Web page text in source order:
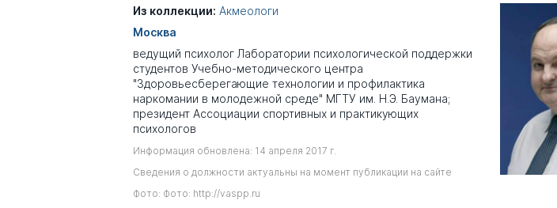
Из коллекции: Акмеологи
Москва
ведущий психолог Лаборатории психологической поддержки
студентов Учебно-методического центра
"Здоровьесберегающие технологии и профилактика
наркомании в молодежной среде" МГТУ им. Н.Э. Баумана;
президент Ассоциации спортивных и практикующих
психологов
Информация обновлена: 14 апреля 2017 г.
Сведения о должности актуальны на момент публикации на сайте
Фото: Фото: http://vaspp.ru